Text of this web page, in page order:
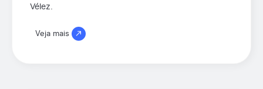
Vélez.
Veja mais